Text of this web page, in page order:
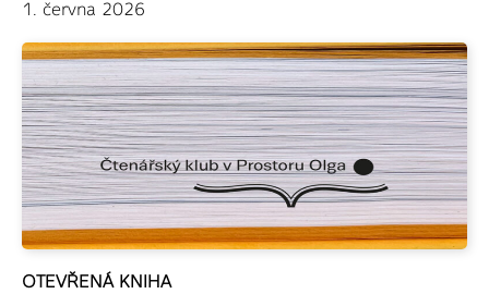
1. června 2026
OTEVŘENÁ KNIHA